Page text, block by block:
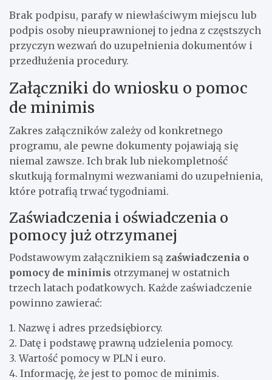
Brak podpisu, parafy w niewłaściwym miejscu lub
podpis osoby nieuprawnionej to jedna z częstszych
przyczyn wezwań do uzupełnienia dokumentów i
przedłużenia procedury.
Załączniki do wniosku o pomoc
de minimis
Zakres załączników zależy od konkretnego
programu, ale pewne dokumenty pojawiają się
niemal zawsze. Ich brak lub niekompletność
skutkują formalnymi wezwaniami do uzupełnienia,
które potrafią trwać tygodniami.
Zaświadczenia i oświadczenia o
pomocy już otrzymanej
Podstawowym załącznikiem są zaświadczenia o
pomocy de minimis otrzymanej w ostatnich
trzech latach podatkowych. Każde zaświadczenie
powinno zawierać:
1. Nazwę i adres przedsiębiorcy.
2. Datę i podstawę prawną udzielenia pomocy.
3. Wartość pomocy w PLN i euro.
4. Informację, że jest to pomoc de minimis.